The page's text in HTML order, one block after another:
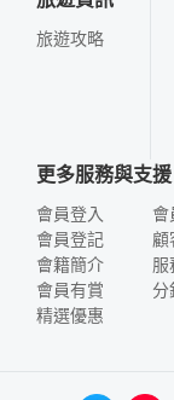
旅遊攻略
更多服務與支援
會員登入
會員登記
會籍簡介
會員有賞
精選優惠
會